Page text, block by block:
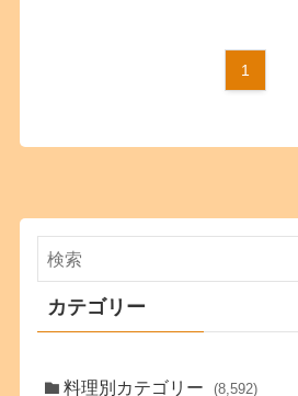
1
カテゴリー
料理別カテゴリー (8,592)